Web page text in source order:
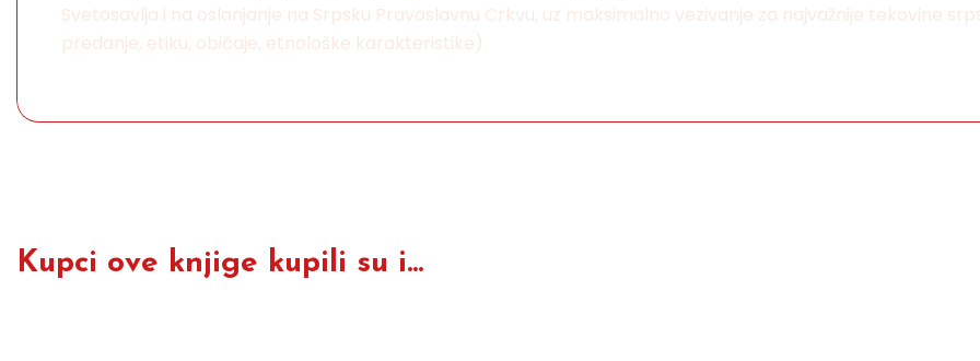
Svetosavlja i na oslanjanje na Srpsku Pravoslavnu Crkvu, uz maksimalno vezivanje za najvažnije tekovine
predanje, etiku, običaje, etnološke karakteristike).
Kupci ove knjige kupili su i...